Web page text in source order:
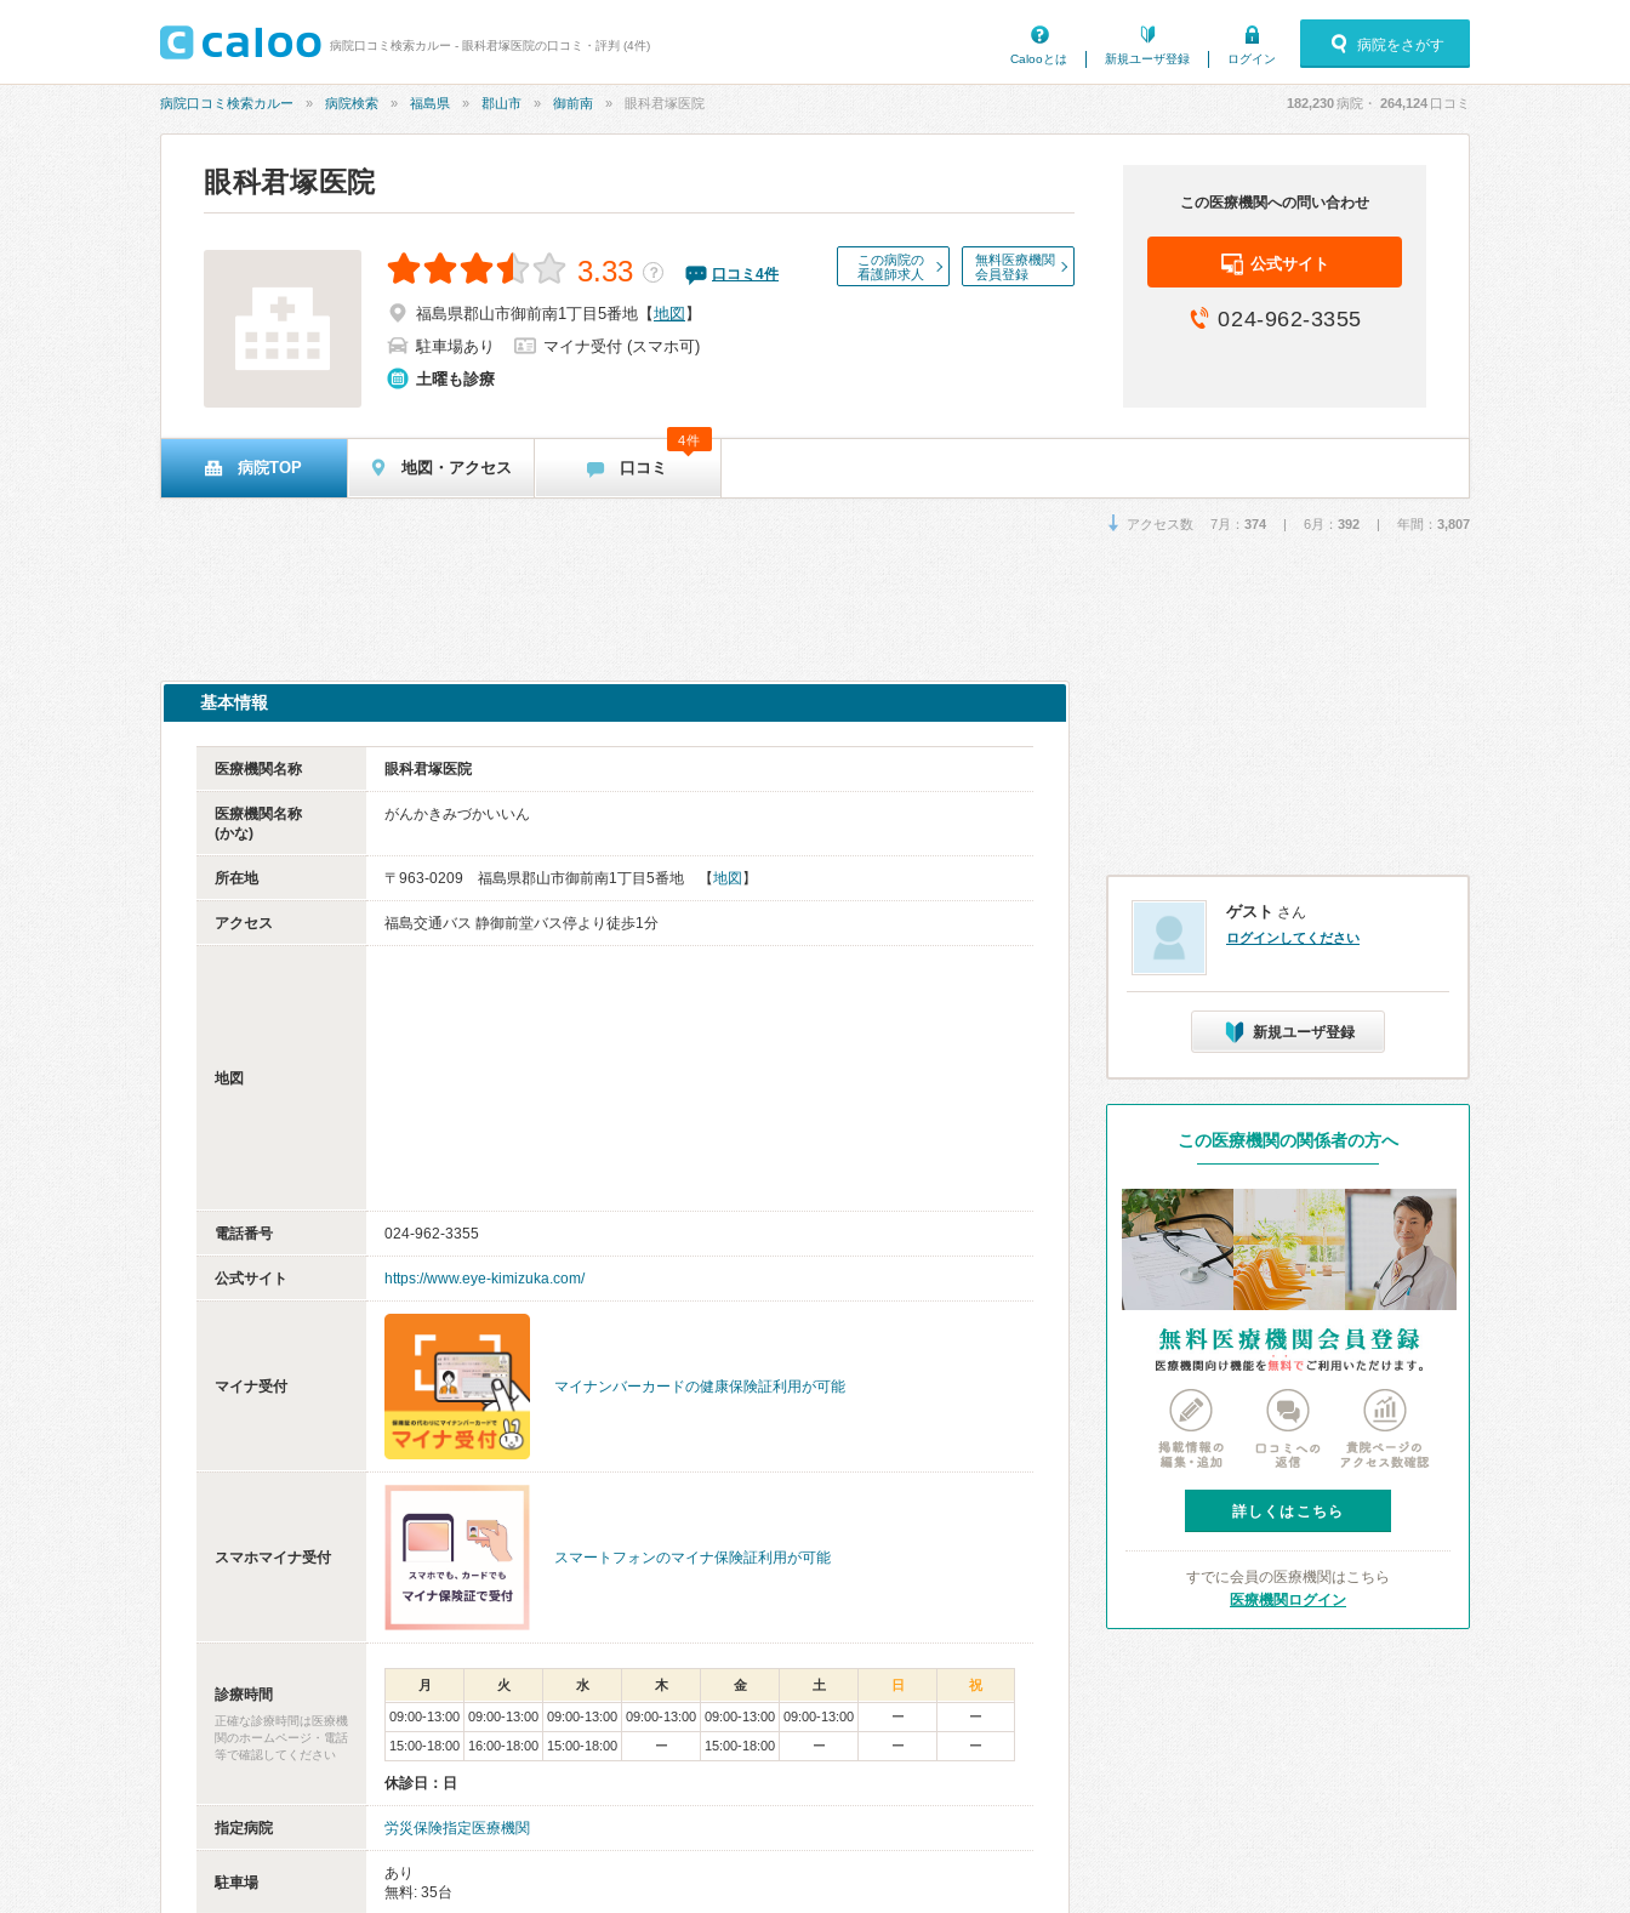
病院口コミ検索カルー - 眼科君塚医院の口コミ・評判 (4件)
Calooとは
新規ユーザ登録 ログイン
病院をさがす
病院口コミ検索カルー 病院検索 福島県 郡山市 御前南 眼科君塚医院 182,230病院・ 264,124 口コミ
眼科君塚医院
この病院の
看護師求人
無料医療機関
会員登録
3.33 ？ 口コミ 4件
福島県郡山市御前南1丁目5番地 【地図 】
駐車場あり
マイナ受付 (スマホ可)
土曜も診療
この医療機関への問い合わせ
公式サイト
024-962-3355
病院TOP 地図・アクセス 口コミ
4件
アクセス数 7月： 374 | 6月： 392 | 年間： 3,807
基本情報
医療機関名称 眼科君塚医院
医療機関名称
(かな)
がんかきみづかいいん
所在地 〒963-0209 福島県郡山市御前南1丁目5番地 【地図 】
アクセス 福島交通バス 静御前堂バス停より徒歩1分
地図
電話番号 024-962-3355
公式サイト https://www.eye-kimizuka.com/
マイナ受付 マイナンバーカードの健康保険証利用が可能
スマホマイナ受付 スマートフォンのマイナ保険証利用が可能
診療時間
正確な診療時間は医療機
関のホームページ・電話
等で確認してください
月 火 水 木 金 土 日 祝
09:00-13:00 09:00-13:00 09:00-13:00 09:00-13:00 09:00-13:00 09:00-13:00 ー
ー
15:00-18:00
16:00-18:00 15:00-18:00 ー 15:00-18:00 ー ー ー
休診日：日
指定病院 労災保険指定医療機関
駐車場
あり
無料: 35台
ゲスト さん
ログインしてください
新規ユーザ登録
この医療機関の関係者の方へ
詳しくはこちら
すでに会員の医療機関はこちら
医療機関ログイン